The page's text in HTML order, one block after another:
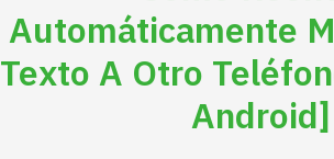
Automáticamente
Texto A Otro
Android]